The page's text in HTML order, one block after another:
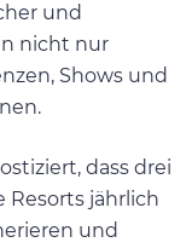
und
nicht nur
Shows und
dass drei
jährlich
und